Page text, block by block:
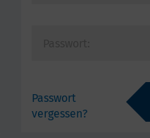
Passwort
vergessen?